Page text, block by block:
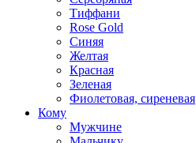
Тиффани
Rose Gold
Синяя
Желтая
Красная
Зеленая
Фиолетовая, сиреневая
Кому
Мужчине